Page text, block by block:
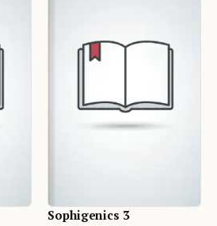
Sophigenics 3